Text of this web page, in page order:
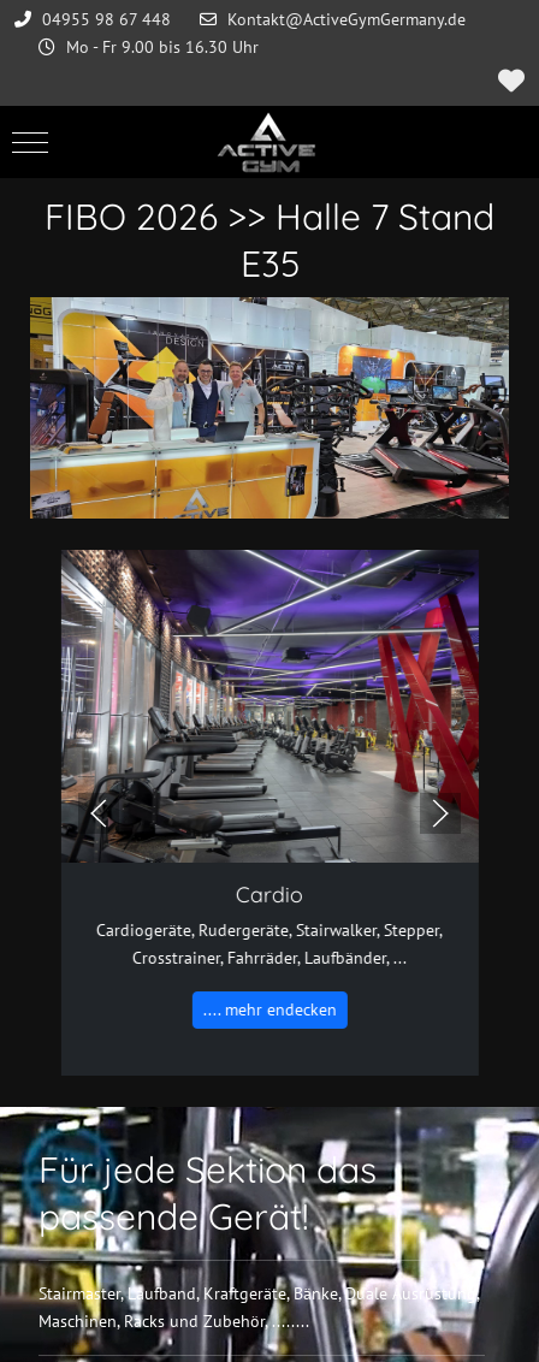
04955 98 67 448
Kontakt@ActiveGymGermany.de
Mo - Fr 9.00 bis 16.30 Uhr
Mobile Menu Toggle
FIBO 2026 >> Halle 7 Stand
E35
Cardio
Cardiogeräte, Rudergeräte, Stairwalker, Stepper,
Crosstrainer, Fahrräder, Laufbänder, ...
.... mehr endecken
Für jede Sektion das
passende Gerät!
Stairmaster, Laufband, Kraftgeräte, Bänke, Duale Ausrüstung,
Maschinen, Racks und Zubehör, ........